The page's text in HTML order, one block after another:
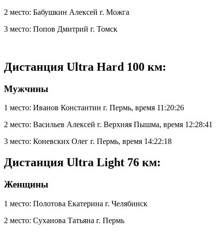
2 место: Бабушкин Алексей г. Можга
3 место: Попов Дмитрий г. Томск
Дистанция Ultra Hard 100 км:
Мужчины
1 место: Иванов Константин г. Пермь, время 11:20:26
2 место: Васильев Алексей г. Верхняя Пышма, время 12:28:41
3 место: Коневских Олег г. Пермь, время 14:22:18
Дистанция Ultra Light 76 км:
Женщины
1 место: Полотова Екатерина г. Челябинск
2 место: Суханова Татьяна г. Пермь